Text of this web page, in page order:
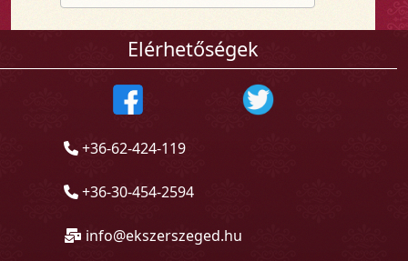
Elérhetőségek
+36-62-424-119
+36-30-454-2594
info@ekszerszeged.hu